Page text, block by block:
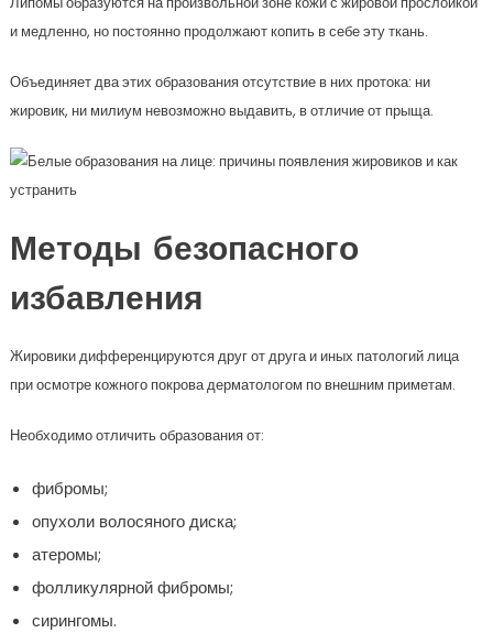
и медленно, но постоянно продолжают копить в себе эту ткань.
Объединяет два этих образования отсутствие в них протока: ни
жировик, ни милиум невозможно выдавить, в отличие от прыща.
Методы безопасного
избавления
Жировики дифференцируются друг от друга и иных патологий лица
при осмотре кожного покрова дерматологом по внешним приметам.
Необходимо отличить образования от:
фибромы;
опухоли волосяного диска;
атеромы;
фолликулярной фибромы;
сирингомы.